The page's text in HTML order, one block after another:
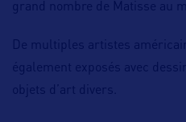
grand nombre de Matisse au
De multiples artistes
également exposés avec
objets d’art divers.